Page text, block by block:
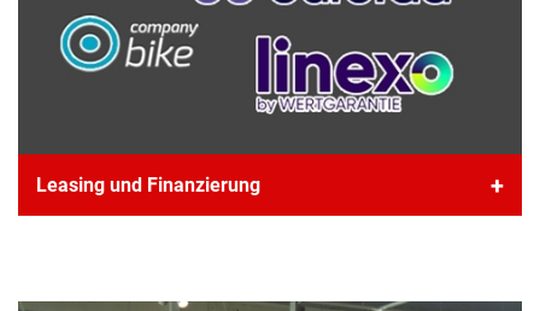
Leasing und Finanzierung
Wir sind Partner von fast allen großen
Leasing Firmen. Hol dir bei uns dein Job-